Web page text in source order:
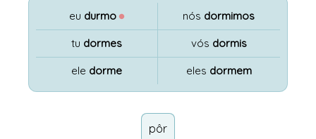
eu durmo ●
tu dormes
ele dorme
nós dormimos
vós dormis
eles dormem
pôr